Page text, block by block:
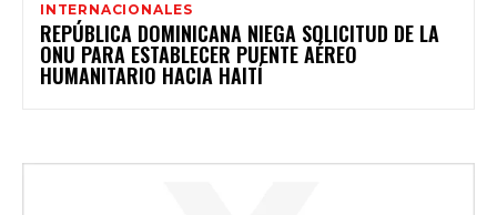
INTERNACIONALES
REPÚBLICA DOMINICANA NIEGA SOLICITUD DE LA
ONU PARA ESTABLECER PUENTE AÉREO
HUMANITARIO HACIA HAITÍ